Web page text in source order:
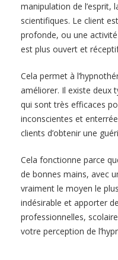
manipulation de l’esprit,
scientifiques. Le client
profonde, ou une activité
est plus ouvert et
Cela permet à
améliorer. Il existe deux
qui sont très efficaces
inconscientes et
clients d’obtenir une
Cela fonctionne parce
de bonnes mains, avec
vraiment le moyen le
indésirable et apporter
professionnelles,
votre perception de